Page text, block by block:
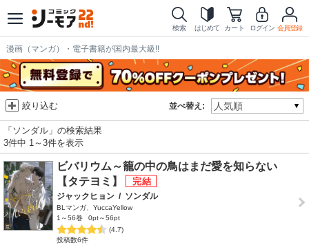
検索 はじめて カート ログイン 会員登録
漫画（マンガ）・電子書籍が国内最大級!!
並べ替え:
絞り込む
「ソンダル」の検索結果
3件中 1～3件を表示
ビバリウム～籠の中の鳥はまだ愛を知らない
【タテヨミ】
ジャックヒョン / ソンダル
BLマンガ、YuccaYellow
1～56巻
0pt～56pt
(4.7)
投稿数6件